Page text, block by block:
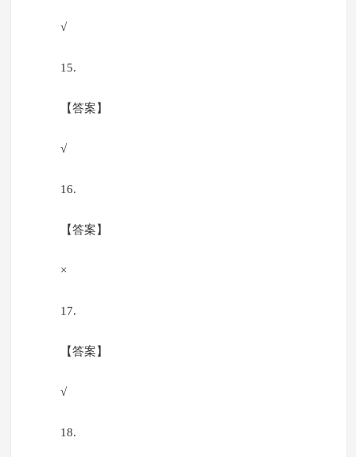
√
15.
【答案】
√
16.
【答案】
×
17.
【答案】
√
18.